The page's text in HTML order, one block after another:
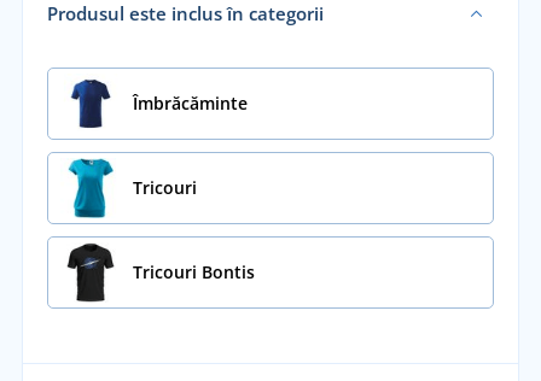
Produsul este inclus în categorii
Îmbrăcăminte
Tricouri
Tricouri Bontis